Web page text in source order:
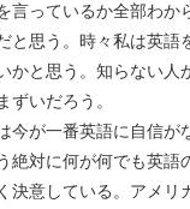
言っているか全部わか
と思う。時々私は英語
かと思う。知らない人
ずいだろう。
今が一番英語に自信が
絶対に何が何でも英語
決意している。アメリ